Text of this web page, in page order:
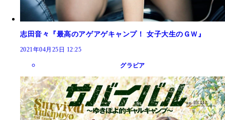
志田音々『最高のアゲアゲキャンプ！ 女子大生のＧＷ』
2021年04月25日 12:25
グラビア